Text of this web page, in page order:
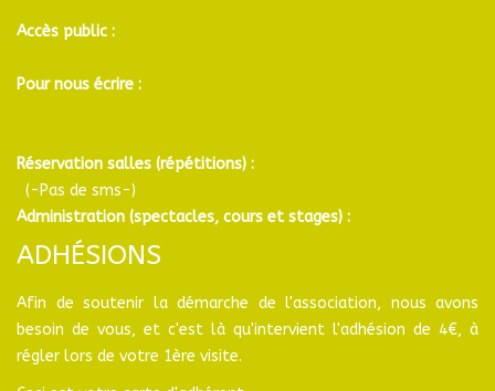
Accès public :
Pour nous écrire :
Réservation salles (répétitions) :
(-Pas de sms-)
Administration (spectacles, cours et stages) :
ADHÉSIONS
Afin de soutenir la démarche de l'association, nous avons
besoin de vous, et c'est là qu'intervient l'adhésion de 4€, à
régler lors de votre 1ère visite.